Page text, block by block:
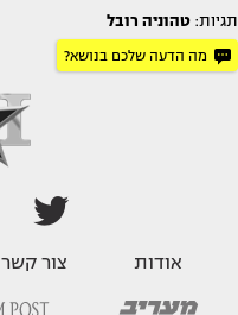
תגיות: טהוניה רובל
מה הדעה שלכם בנושא?
אודות צור קשר